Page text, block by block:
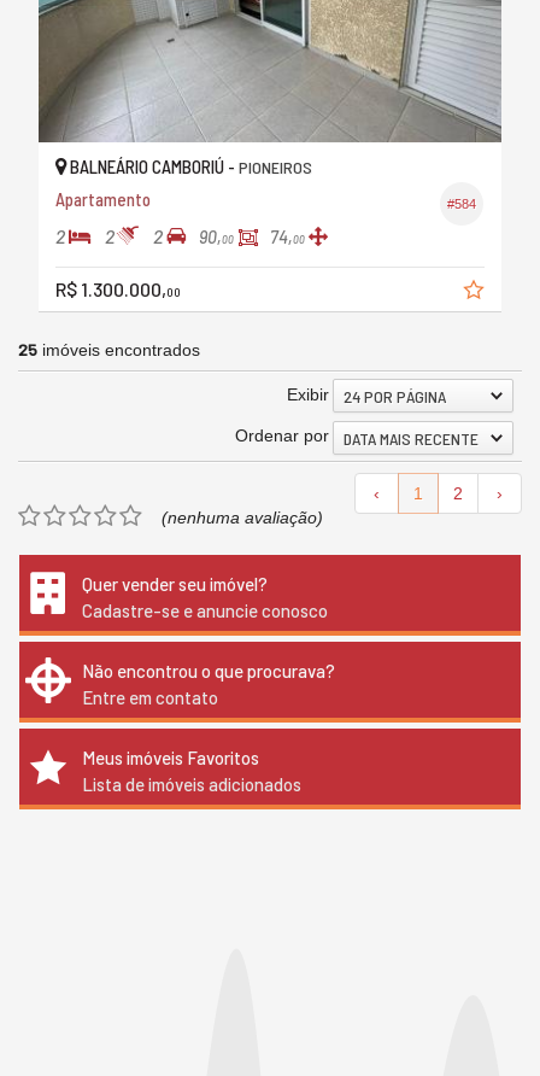
#584
BALNEÁRIO CAMBORIÚ - PIONEIROS
Apartamento
2 2 2 90,00 74,00
R$ 1.300.000,00
25 imóveis encontrados
Exibir 24 POR PÁGINA
Ordenar por DATA MAIS RECENTE
‹ 1 2
›
(nenhuma avaliação)
Quer vender seu imóvel?
Cadastre-se e anuncie conosco
Não encontrou o que procurava?
Entre em contato
Meus imóveis Favoritos
Lista de imóveis adicionados